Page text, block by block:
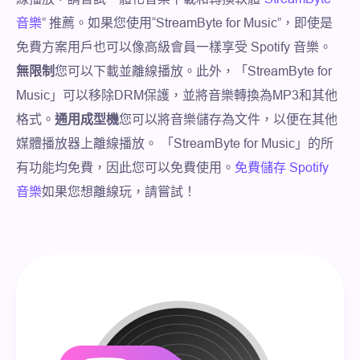
音樂” 推薦。如果您使用“StreamByte for Music”，即使是
免費方案用戶也可以像高級會員一樣享受 Spotify 音樂。
無限制您可以下載並離線播放。此外，「StreamByte for
Music」可以移除DRM保護，並將音樂轉換為MP3和其他
格式。 通用成型機您可以將音樂儲存為文件，以便在其他
媒體播放器上離線播放。 「StreamByte for Music」的所
有功能均免費，因此您可以免費使用。 免費儲存 Spotify
音樂如果您想離線玩，請嘗試！